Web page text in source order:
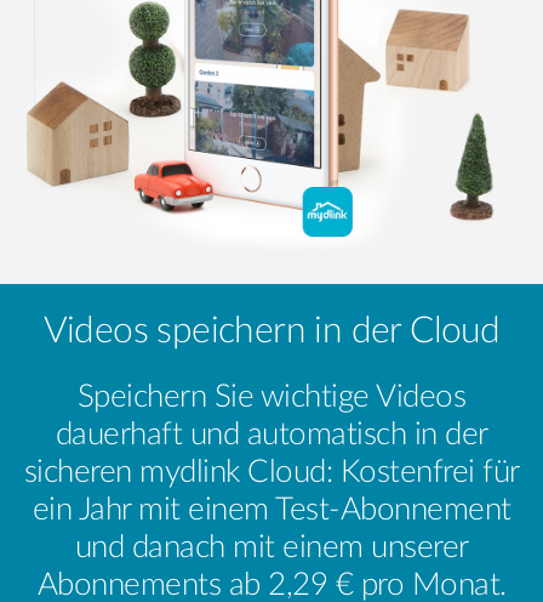
Videos speichern in der Cloud
Speichern Sie wichtige Videos
dauerhaft und automatisch in der
sicheren mydlink Cloud: Kostenfrei für
ein Jahr mit einem Test-Abonnement
und danach mit einem unserer
Abonnements ab 2,29 € pro Monat.